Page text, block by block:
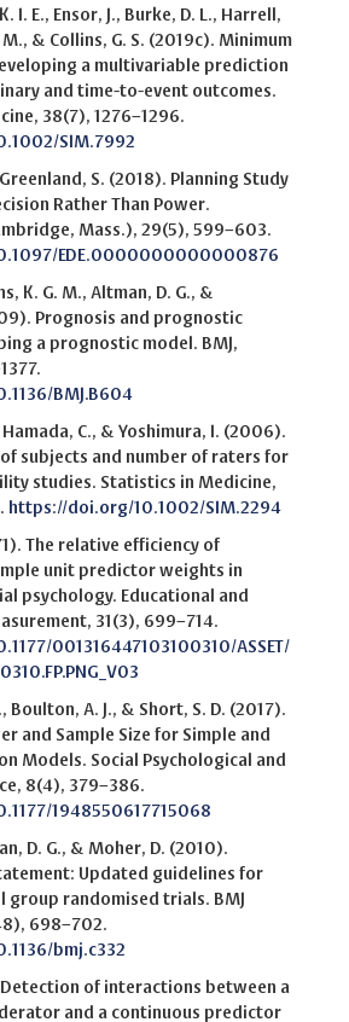
I. E., Ensor, J., Burke, D. L., Harrell,
M., & Collins, G. S. (2019c). Minimum
a multivariable prediction
and time-to-event outcomes.
38(7), 1276–1296.
SIM.7992
S. (2018). Planning Study
Rather Than Power.
Mass.), 29(5), 599–603.
EDE.0000000000000876
K. G. M., Altman, D. G., &
Prognosis and prognostic
a prognostic model. BMJ,
BMJ.B604
Hamada, C., & Yoshimura, I. (2006).
subjects and number of raters for
studies. Statistics in Medicine,
https://doi.org/10.1002/SIM.2294
The relative efficiency of
unit predictor weights in
psychology. Educational and
31(3), 699–714.
001316447103100310/ASSET/
Boulton, A. J., & Short, S. D. (2017).
and Sample Size for Simple and
Models. Social Psychological and
8(4), 379–386.
1948550617715068
D. G., & Moher, D. (2010).
Updated guidelines for
randomised trials. BMJ
698–702.
bmj.c332
Detection of interactions between a
and a continuous predictor